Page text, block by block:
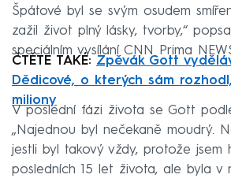
Špátové byl se svým osudem
zažil život plný lásky, tvorby,“
speciálním vysílání CNN Prima
ČTĚTE TAKÉ: Zpěvák Gott
Dědicové, o kterých sám
miliony
V poslední fázi života se Gott
„Najednou byl nečekaně moudrý.
jestli byl takový vždy, protože jsem
posledních 15 let života, ale byla v